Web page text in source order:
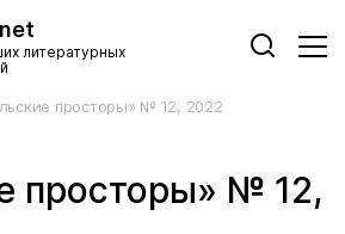
литературных
просторы» № 12, 2022
просторы» № 12,